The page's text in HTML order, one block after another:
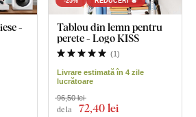
-
Tablou din lemn pentru
perete - Logo KISS
(1 )
Livrare estimată în 4 zile
lucrătoare
de la 72,40 lei
96,50 lei